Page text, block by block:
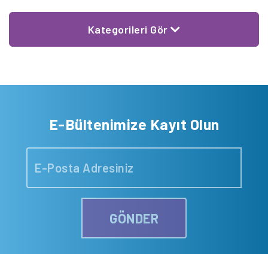
Kategorileri Gör
E-Bültenimize Kayıt Olun
GÖNDER